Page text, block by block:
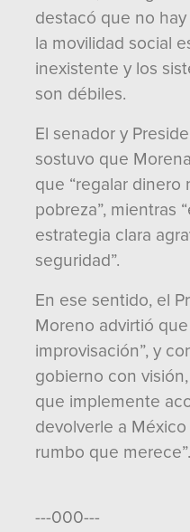
destacó que no
la movilidad social
inexistente y los
son débiles.
El senador y
sostuvo que
que “regalar dinero
pobreza”, mientras
estrategia clara
seguridad”.
En ese sentido, el
Moreno advirtió
improvisación”, y
gobierno con
que implemente
devolverle a
rumbo que merece”.
---000---